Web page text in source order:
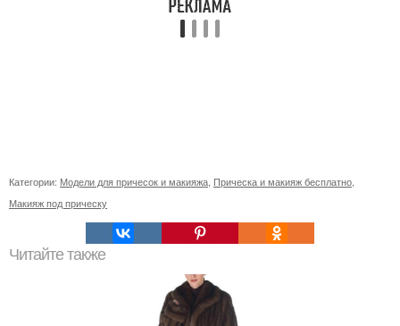
Категории: Модели для причесок и макияжа Прическа и макияж бесплатно
Макияж под прическу
Читайте также